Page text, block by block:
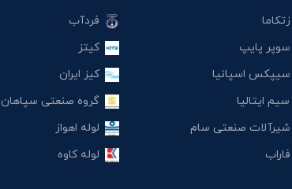
زتکاما
سوپر پایپ
سیپکس اسپانیا
سیم ایتالیا
شیرآلات صنعتی سام
فاراب
فردآب
کیتز
کیز ایران
گروه صنعتی سپاهان
لوله اهواز
لوله کاوه